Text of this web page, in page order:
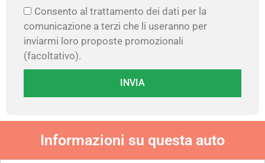
Consento al trattamento dei dati per la
comunicazione a terzi che li useranno per
inviarmi loro proposte promozionali
(facoltativo).
INVIA
Informazioni su questa auto